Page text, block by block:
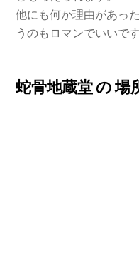
他にも何か理由があっ
うのもロマンでいいです
蛇骨地蔵堂 の 場